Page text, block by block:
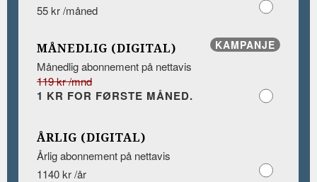
55 kr /måned
KAMPANJE
MÅNEDLIG (DIGITAL)
Månedlig abonnement på nettavis
119 kr /mnd
1 KR FOR FØRSTE MÅNED.
ÅRLIG (DIGITAL)
Årlig abonnement på nettavis
1140 kr /år